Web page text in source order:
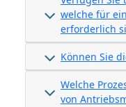
welche für
erforderlich
Können Sie
Welche
von